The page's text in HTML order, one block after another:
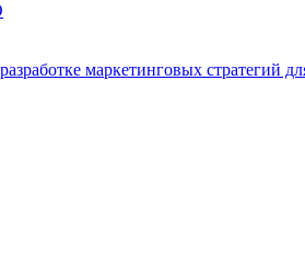
маркетинговых стратегий